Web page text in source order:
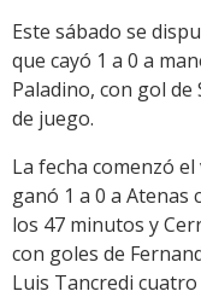
Este sábado se
que cayó 1 a 0 a
Paladino, con gol
de juego.
La fecha comenzó
ganó 1 a 0 a Atenas
los 47 minutos y
con goles de
Luis Tancredi